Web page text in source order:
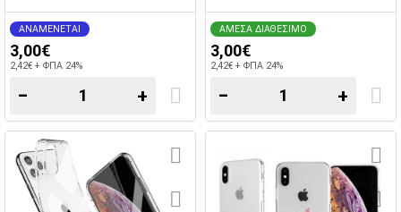
ΑΝΑΜΕΝΕΤΑΙ
3,00€
2,42€ + ΦΠΑ 24%
− +
ΑΜΕΣΑ ΔΙΑΘΕΣΙΜΟ
3,00€
2,42€ + ΦΠΑ 24%
− +